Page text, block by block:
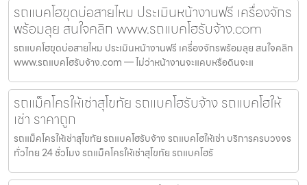
รถแบคโฮขุดบ่อสายไหม ประเมินหน้างานฟรี เครื่องจักร
พร้อมลุย สนใจคลิก www.รถแบคโฮรับจ้าง.com
รถแบคโฮขุดบ่อสายไหม ประเมินหน้างานฟรี เครื่องจักรพร้อมลุย สนใจคลิก
www.รถแบคโฮรับจ้าง.com — ไม่ว่าหน้างานจะแคบหรือดินจะแ
รถแม็คโครให้เช่าสุโขทัย รถแบคโฮรับจ้าง รถแบคโฮให้
เช่า ราคาถูก
รถแม็คโครให้เช่าสุโขทัย รถแบคโฮรับจ้าง รถแบคโฮให้เช่า บริการครบวงจร
ทั่วไทย 24 ชั่วโมง รถแม็คโครให้เช่าสุโขทัย รถแบคโฮรั